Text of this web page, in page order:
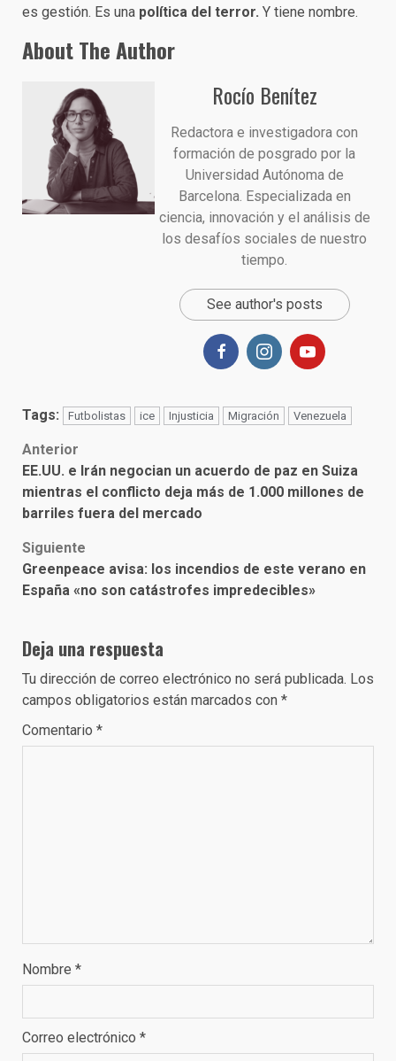
es gestión. Es una política del terror. Y tiene nombre.
About The Author
Rocío Benítez
Redactora e investigadora con
formación de posgrado por la
Universidad Autónoma de
Barcelona. Especializada en
ciencia, innovación y el análisis de
los desafíos sociales de nuestro
tiempo.
See author's posts
Tags: Futbolistas ice Injusticia Migración Venezuela
Post
navigation
Anterior
EE.UU. e Irán negocian un acuerdo de paz en Suiza
mientras el conflicto deja más de 1.000 millones de
barriles fuera del mercado
Siguiente
Greenpeace avisa: los incendios de este verano en
España «no son catástrofes impredecibles»
Deja una respuesta
Tu dirección de correo electrónico no será publicada. Los
campos obligatorios están marcados con *
Comentario *
Nombre *
Correo electrónico *